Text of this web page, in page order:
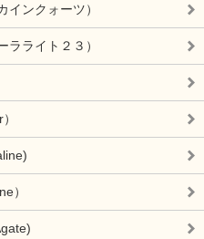
インクォーツ）
ラライト２３）
）